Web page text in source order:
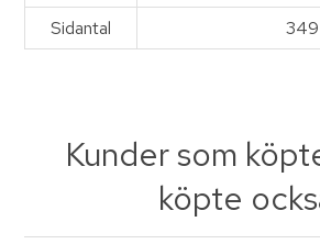
Sidantal
349
Kunder som
köpte